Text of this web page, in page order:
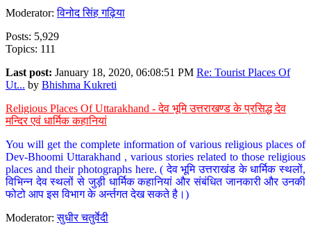
Moderator:विनोद सिंह गढ़िया
Posts: 5,929
Topics: 111
Last post: January 18, 2020, 06:08:51 PM Re: Tourist Places Of
Ut... by Bhishma Kukreti
Religious Places Of Uttarakhand - देव भूमि उत्तराखण्ड के प्रसिद्ध देव
मन्दिर एवं धार्मिक कहानियां
You will get the complete information of various religious places of
Dev-Bhoomi Uttarakhand , various stories related to those religious
places and their photographs here. ( देव भूमि उत्तराखंड के धार्मिक स्थलों,
विभिन्न देव स्थलों से जुड़ी धार्मिक कहानियां और संबंधित जानकारी और उनकी
फोटो आप इस विभाग के अर्न्तगत देख सकते है।)
Moderator:सुधीर चतुर्वेदी